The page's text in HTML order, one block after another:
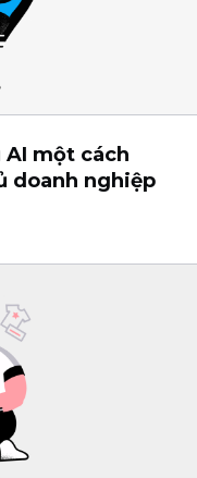
AI một cách
doanh nghiệp